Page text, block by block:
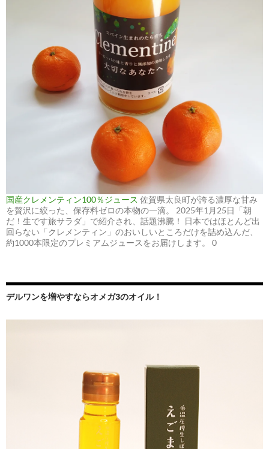
国産クレメンティン100％ジュース 佐賀県太良町が誇る濃厚な甘み
を贅沢に絞った、保存料ゼロの本物の一滴。 2025年1月25日「朝
だ！生です旅サラダ」で紹介され、話題沸騰！ 日本ではほとんど出
回らない「クレメンティン」のおいしいところだけを詰め込んだ、
約1000本限定のプレミアムジュースをお届けします。 0
デルワンを増やすならオメガ3のオイル！